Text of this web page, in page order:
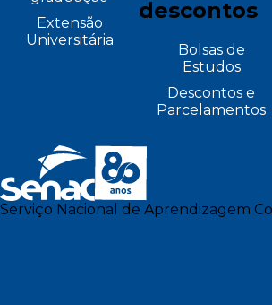
Extensão
Universitária
descontos
Bolsas de
Estudos
Descontos e
Parcelamentos
Serviço Nacional de Aprendizagem